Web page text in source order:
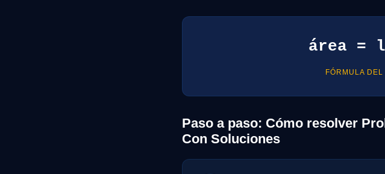
área =
FÓRMULA
Paso a paso: Cómo resolver
Con Soluciones